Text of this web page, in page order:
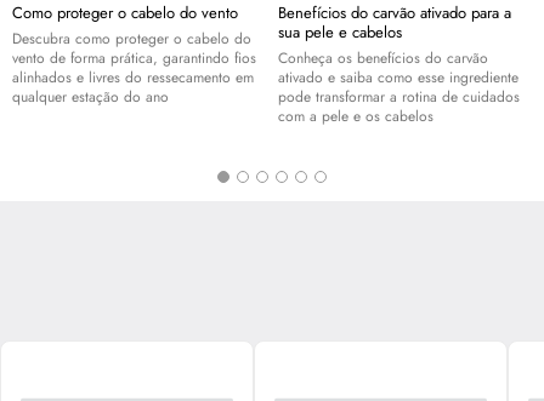
Como proteger o cabelo do vento
Descubra como proteger o cabelo do
vento de forma prática, garantindo fios
alinhados e livres do ressecamento em
qualquer estação do ano
Benefícios do carvão ativado para a
sua pele e cabelos
Conheça os benefícios do carvão
ativado e saiba como esse ingrediente
pode transformar a rotina de cuidados
com a pele e os cabelos